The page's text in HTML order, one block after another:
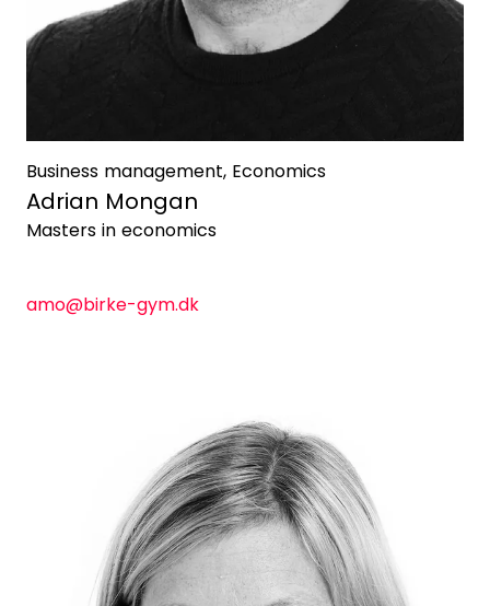
Business management, Economics
Adrian Mongan
Masters in economics
amo@birke-gym.dk